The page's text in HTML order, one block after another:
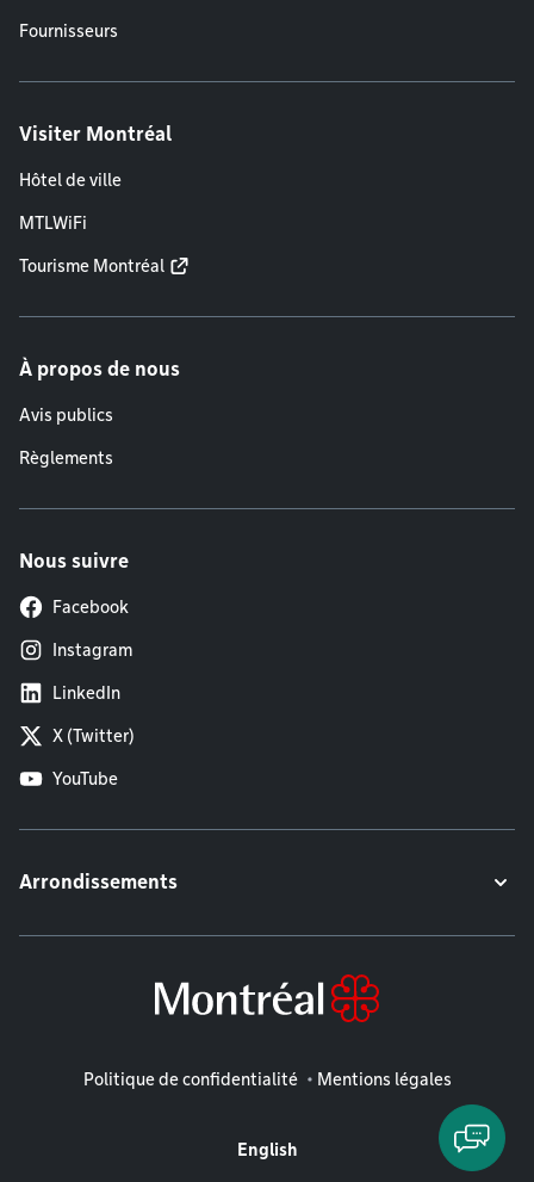
Fournisseurs
Visiter Montréal
Hôtel de ville
MTLWiFi
Tourisme Montréal
À propos de nous
Avis publics
Règlements
Nous suivre
Facebook
Instagram
LinkedIn
X (Twitter)
YouTube
Arrondissements
Mentions légales
Politique de confidentialité Mentions légales
English